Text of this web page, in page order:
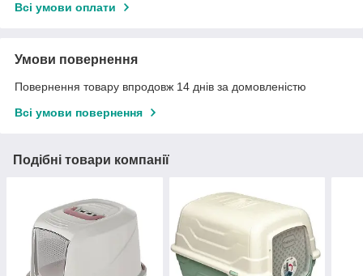
Всі умови оплати
Умови повернення
Повернення товару впродовж 14 днів за домовленістю
Всі умови повернення
Подібні товари компанії